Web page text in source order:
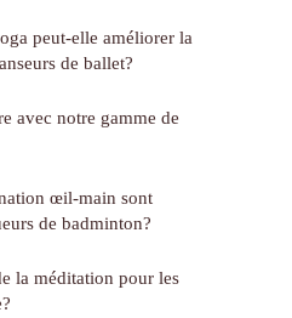
peut-elle améliorer la
de ballet?
avec notre gamme de
œil-main sont
de badminton?
la méditation pour les